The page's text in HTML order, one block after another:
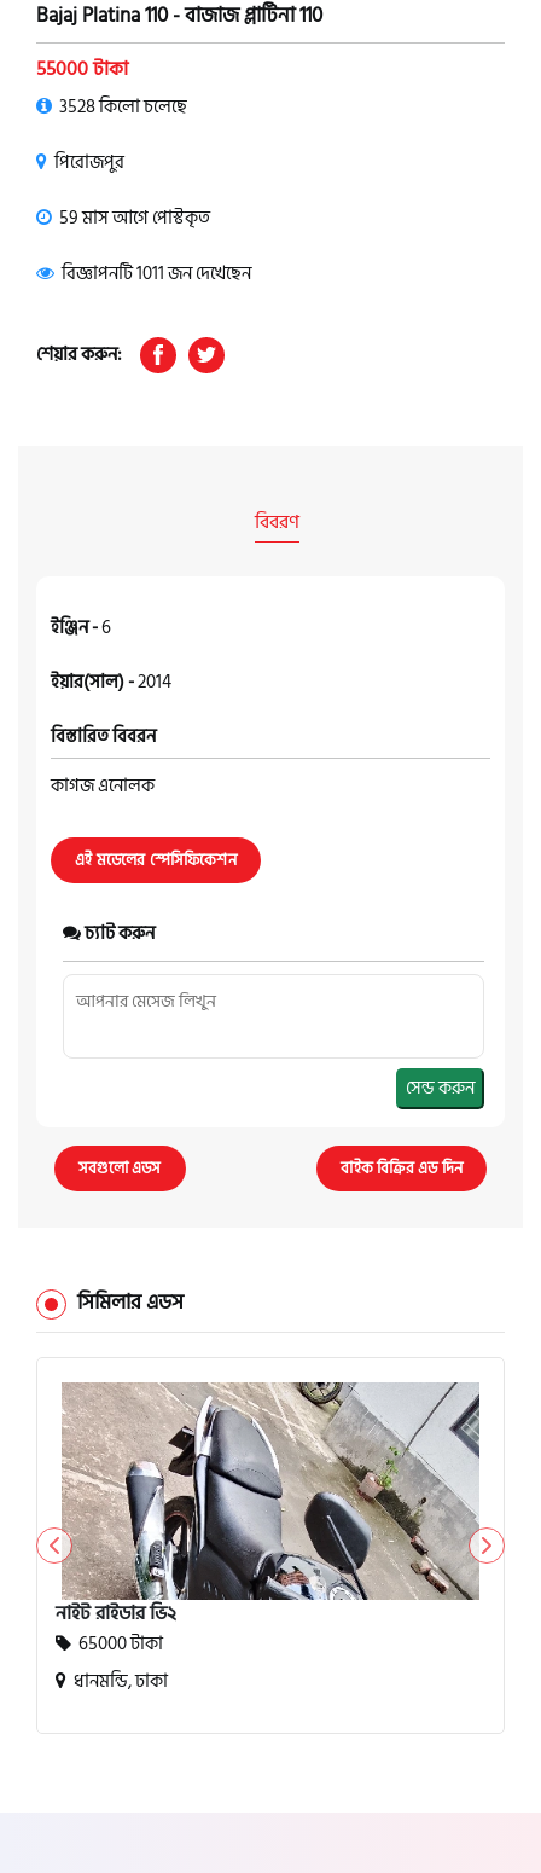
Bajaj Platina 110 - বাজাজ প্লাটিনা 110
55000 টাকা
3528 কিলো চলেছে
পিরোজপুর
59 মাস আগে পোস্টকৃত
বিজ্ঞাপনটি 1011 জন দেখেছেন
শেয়ার করুন:
বিবরণ
ইঞ্জিন -6
ইয়ার(সাল) -2014
বিস্তারিত বিবরন
কাগজ এনোলক
এই মডেলের স্পেসিফিকেশন
চ্যাট করুন
সেন্ড করুন
সবগুলো এডস বাইক বিক্রির এড দিন
সিমিলার এডস
নাইট রাইডার ভি২
65000 টাকা
ধানমন্ডি, ঢাকা